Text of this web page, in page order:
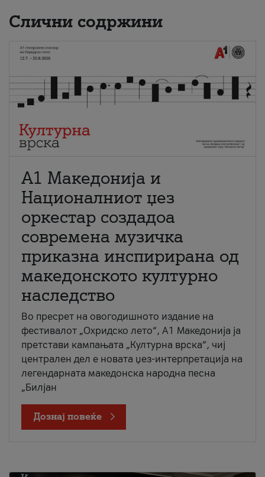
Слични содржини
А1 Македонија и
Националниот џез
оркестар создадоа
современа музичка
приказна инспирирана од
македонското културно
наследство
Во пресрет на овогодишното издание на
фестивалот „Охридско лето“, А1 Македонија ја
претстави кампањата „Културна врска“, чиј
централен дел е новата џез-интерпретација на
легендарната македонска народна песна
„Билјан
Дознај повеќе